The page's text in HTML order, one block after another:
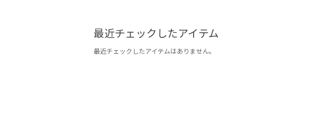
最近チェックしたアイテム
最近チェックしたアイテムはありません。